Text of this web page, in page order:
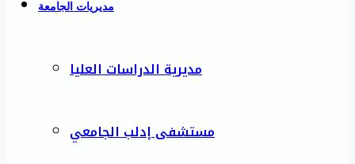
مديريات الجامعة
مديرية الدراسات العليا
مستشفى إدلب الجامعي